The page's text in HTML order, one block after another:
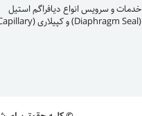
خدمات و سرویس انواع دیافراگم استیل
(Diaphragm Seal) و کپیلاری (Capillary)